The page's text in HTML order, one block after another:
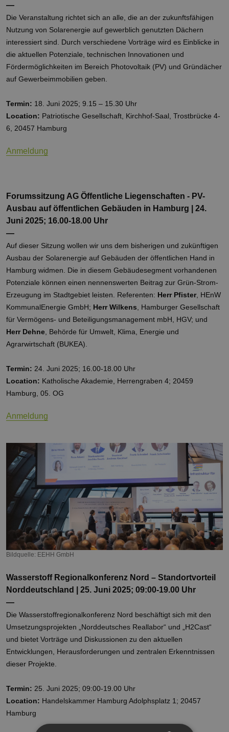
—
Die Veranstaltung richtet sich an alle, die an der zukunftsfähigen
Nutzung von Solarenergie auf gewerblich genutzten Dächern
interessiert sind. Durch verschiedene Vorträge wird es Einblicke in
die aktuellen Potenziale, technischen Innovationen und
Fördermöglichkeiten im Bereich Photovoltaik (PV) und Gründächer
auf Gewerbeimmobilien geben.
Termin: 18. Juni 2025; 9.15 – 15.30 Uhr
Location: Patriotische Gesellschaft, Kirchhof-Saal, Trostbrücke 4-
6, 20457 Hamburg
Anmeldung
Forumssitzung AG Öffentliche Liegenschaften - PV-
Ausbau auf öffentlichen Gebäuden in Hamburg | 24.
Juni 2025; 16.00-18.00 Uhr
—
Auf dieser Sitzung wollen wir uns dem bisherigen und zukünftigen
Ausbau der Solarenergie auf Gebäuden der öffentlichen Hand in
Hamburg widmen. Die in diesem Gebäudesegment vorhandenen
Potenziale können einen nennenswerten Beitrag zur Grün-Strom-
Erzeugung im Stadtgebiet leisten. Referenten: Herr Pfister, HEnW
KommunalEnergie GmbH; Herr Wilkens , Hamburger Gesellschaft
für Vermögens- und Beteiligungsmanagement mbH, HGV; und
Herr Dehne , Behörde für Umwelt, Klima, Energie und
Agrarwirtschaft (BUKEA).
Termin: 24. Juni 2025; 16.00-18.00 Uhr
Location: Katholische Akademie, Herrengraben 4; 20459
Hamburg, 05. OG
Anmeldung
Bildquelle: EEHH GmbH
Wasserstoff Regionalkonferenz Nord – Standortvorteil
Norddeutschland | 25. Juni 2025; 09:00-19.00 Uhr
—
Die Wasserstoffregionalkonferenz Nord beschäftigt sich mit den
Umsetzungsprojekten „Norddeutsches Reallabor“ und „H2Cast“
und bietet Vorträge und Diskussionen zu den aktuellen
Entwicklungen, Herausforderungen und zentralen Erkenntnissen
dieser Projekte.
Termin: 25. Juni 2025; 09:00-19.00 Uhr
Location: Handelskammer Hamburg Adolphsplatz 1; 20457
Hamburg